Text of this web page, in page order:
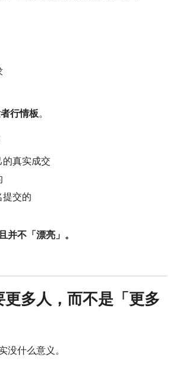
行情板。
的真实成交
提交的
并不「漂亮」。
更多人，而不是「更多
没什么意义。